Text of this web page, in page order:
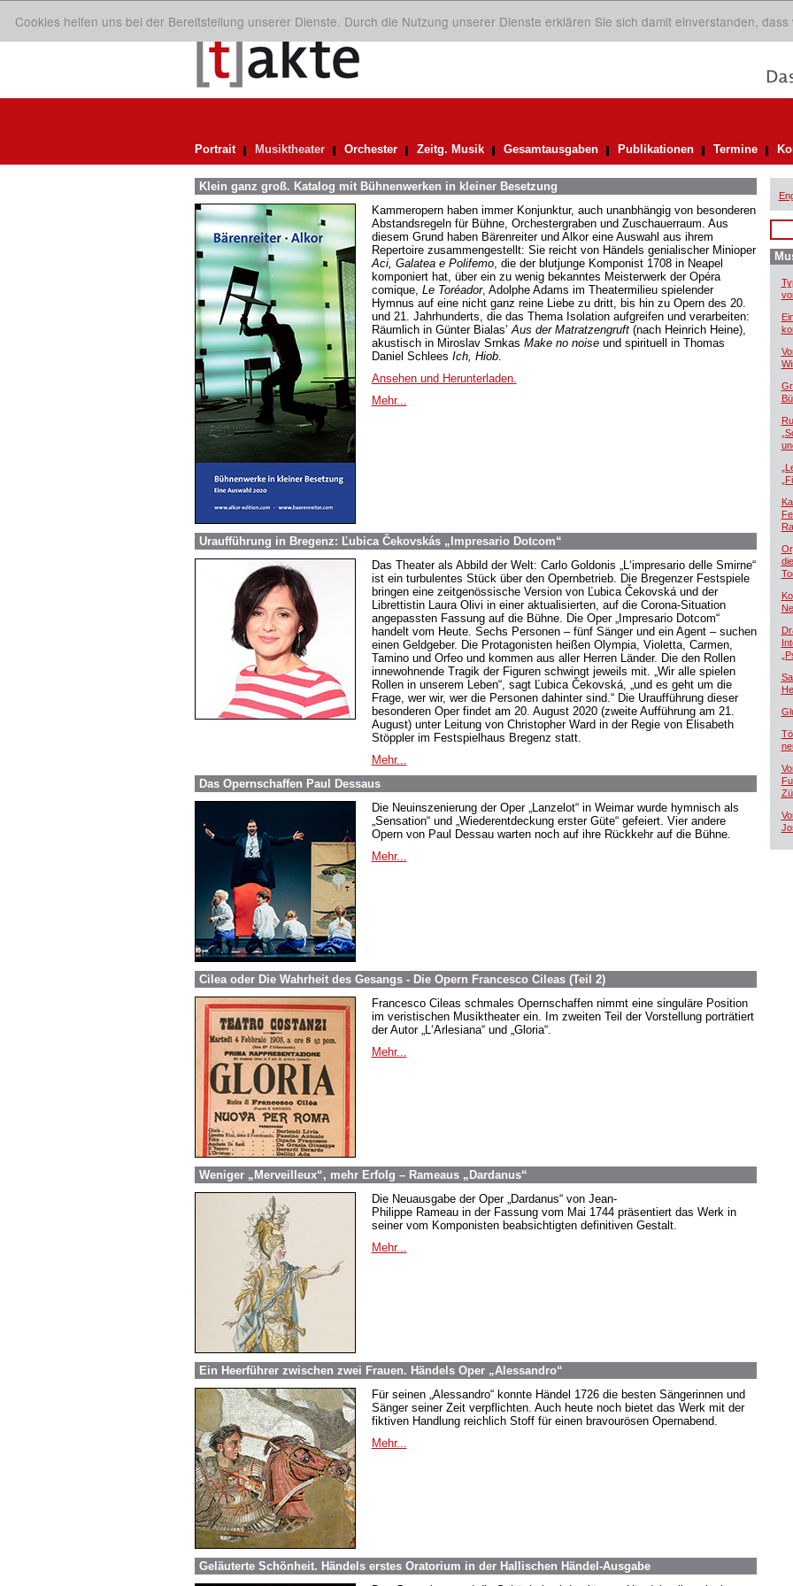
Cookies helfen uns bei der Bereitstellung unserer Dienste. Durch die Nutzung unserer Dienste erklären Sie sich damit einverstanden, dass
Portrait Musiktheater Orchester Zeitg. Musik Gesamtausgaben Publikationen Termine
Klein ganz groß. Katalog mit Bühnenwerken in kleiner Besetzung
Kammeropern haben immer Konjunktur, auch unanbhängig von besonderen
Abstandsregeln für Bühne, Orchestergraben und Zuschauerraum. Aus
diesem Grund haben Bärenreiter und Alkor eine Auswahl aus ihrem
Repertoire zusammengestellt: Sie reicht von Händels genialischer Minioper
Aci, Galatea e Polifemo, die der blutjunge Komponist 1708 in Neapel
komponiert hat, über ein zu wenig bekanntes Meisterwerk der Opéra
comique, Le Toréador, Adolphe Adams im Theatermilieu spielender
Hymnus auf eine nicht ganz reine Liebe zu dritt, bis hin zu Opern des 20.
und 21. Jahrhunderts, die das Thema Isolation aufgreifen und verarbeiten:
Räumlich in Günter Bialas’Aus der Matratzengruft(nach Heinrich Heine),
akustisch in Miroslav Srnkas Make no noiseund spirituell in Thomas
Daniel Schlees Ich, Hiob.
Ansehen und Herunterladen.
Mehr...
Uraufführung in Bregenz: Ľubica Čekovskás „Impresario Dotcom“
Das Theater als Abbild der Welt: Carlo Goldonis „L‘impresario delle Smirne“
ist ein turbulentes Stück über den Opernbetrieb. Die Bregenzer Festspiele
bringen eine zeitgenössische Version von Ľubica Čekovská und der
Librettistin Laura Olivi in einer aktualisierten, auf die Corona-Situation
angepassten Fassung auf die Bühne. Die Oper „Impresario Dotcom“
handelt vom Heute. Sechs Personen – fünf Sänger und ein Agent – suchen
einen Geldgeber. Die Protagonisten heißen Olympia, Violetta, Carmen,
Tamino und Orfeo und kommen aus aller Herren Länder. Die den Rollen
innewohnende Tragik der Figuren schwingt jeweils mit. „Wir alle spielen
Rollen in unserem Leben“, sagt Ľubica Čekovská, „und es geht um die
Frage, wer wir, wer die Personen dahinter sind.“ Die Uraufführung dieser
besonderen Oper findet am 20. August 2020 (zweite Aufführung am 21.
August) unter Leitung von Christopher Ward in der Regie von Elisabeth
Stöppler im Festspielhaus Bregenz statt.
Mehr...
Das Opernschaffen Paul Dessaus
Die Neuinszenierung der Oper „Lanzelot“ in Weimar wurde hymnisch als
„Sensation“ und „Wiederentdeckung erster Güte“ gefeiert. Vier andere
Opern von Paul Dessau warten noch auf ihre Rückkehr auf die Bühne.
Mehr...
Cilea oder Die Wahrheit des Gesangs - Die Opern Francesco Cileas (Teil 2)
Francesco Cileas schmales Opernschaffen nimmt eine singuläre Position
im veristischen Musiktheater ein. Im zweiten Teil der Vorstellung porträtiert
der Autor „L‘Arlesiana“ und „Gloria“.
Mehr...
Weniger „Merveilleux“, mehr Erfolg – Rameaus „Dardanus“
Die Neuausgabe der Oper „Dardanus“ von Jean-
Philippe Rameau in der Fassung vom Mai 1744 präsentiert das Werk in
seiner vom Komponisten beabsichtigten definitiven Gestalt.
Mehr...
Ein Heerführer zwischen zwei Frauen. Händels Oper „Alessandro“
Für seinen „Alessandro“ konnte Händel 1726 die besten Sängerinnen und
Sänger seiner Zeit verpflichten. Auch heute noch bietet das Werk mit der
fiktiven Handlung reichlich Stoff für einen bravourösen Opernabend.
Mehr...
Geläuterte Schönheit. Händels erstes Oratorium in der Hallischen Händel-Ausgabe